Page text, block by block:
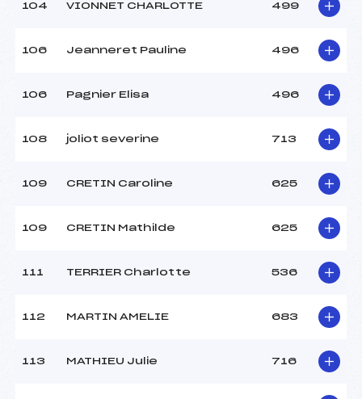
104 VIONNET CHARLOTTE 499
106 Jeanneret Pauline 496
106 Pagnier Elisa 496
108 joliot severine 713
109 CRETIN Caroline 625
109 CRETIN Mathilde 625
111 TERRIER Charlotte 536
112 MARTIN AMELIE 683
113 MATHIEU Julie 716